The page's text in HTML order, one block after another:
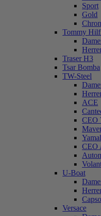
Sport
Gold
Tommy
Traser H3
Tsar Bomba
TW-Steel
ACE
CEO
CEO
U-Boat
Versace